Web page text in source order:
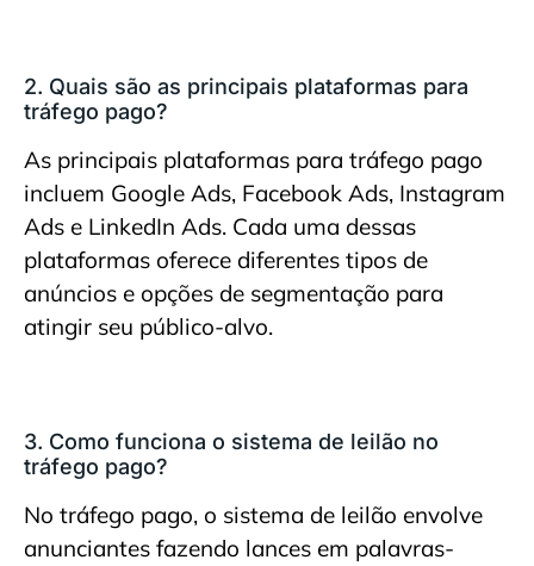
2. Quais são as principais plataformas para
tráfego pago?
As principais plataformas para tráfego pago
incluem Google Ads, Facebook Ads, Instagram
Ads e LinkedIn Ads. Cada uma dessas
plataformas oferece diferentes tipos de
anúncios e opções de segmentação para
atingir seu público-alvo.
3. Como funciona o sistema de leilão no
tráfego pago?
No tráfego pago, o sistema de leilão envolve
anunciantes fazendo lances em palavras-